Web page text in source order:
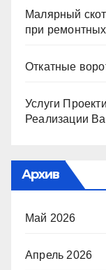
Малярный
при
Откатные
Услуги
Реализации
Архив
Май 2026
Апрель 2026